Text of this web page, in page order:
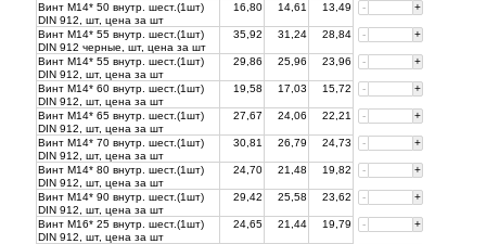
Винт М14* 50 внутр. шест.(1шт)
DIN 912, шт, цена за шт
16,80 14,61 13,49 - +
Винт М14* 55 внутр. шест.(1шт)
DIN 912 черные, шт, цена за шт
35,92 31,24 28,84 - +
Винт М14* 55 внутр. шест.(1шт)
DIN 912, шт, цена за шт
29,86 25,96 23,96 - +
Винт М14* 60 внутр. шест.(1шт)
DIN 912, шт, цена за шт
19,58 17,03 15,72 - +
Винт М14* 65 внутр. шест.(1шт)
DIN 912, шт, цена за шт
27,67 24,06 22,21 - +
Винт М14* 70 внутр. шест.(1шт)
DIN 912, шт, цена за шт
30,81 26,79 24,73 - +
Винт М14* 80 внутр. шест.(1шт)
DIN 912, шт, цена за шт
24,70 21,48 19,82 - +
Винт М14* 90 внутр. шест.(1шт)
DIN 912, шт, цена за шт
29,42 25,58 23,62 - +
Винт М16* 25 внутр. шест.(1шт)
DIN 912, шт, цена за шт
24,65 21,44 19,79 - +